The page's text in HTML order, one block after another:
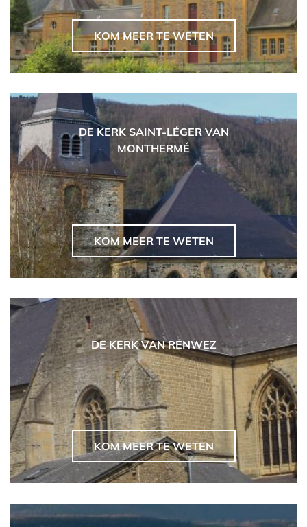
KOM MEER TE WETEN
DE KERK SAINT-LÉGER VAN
MONTHERMÉ
KOM MEER TE WETEN
DE KERK VAN RENWEZ
KOM MEER TE WETEN